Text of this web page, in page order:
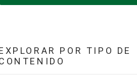
POR TIPO DE